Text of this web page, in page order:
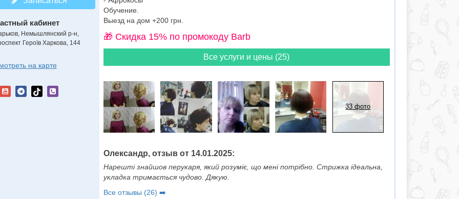
кабинет
Немышлянский р-н,
Героїв Харкова, 144
на карте
Обучение.
Выезд на дом +200 грн.
🎁 Cкидка 15% по промокоду Barb
Все услуги и цены (25)
33 фото
Олександр, отзыв от 14.01.2025:
Нарешті знайшов перукаря, який розуміє, що мені потрібно. Стрижка ідеальна,
укладка тримається чудово. Дякую.
Все отзывы (26) ➡️